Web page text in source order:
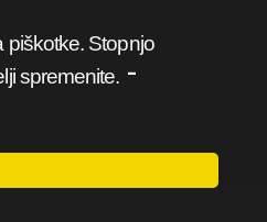
piškotke. Stopnjo
spremenite. -